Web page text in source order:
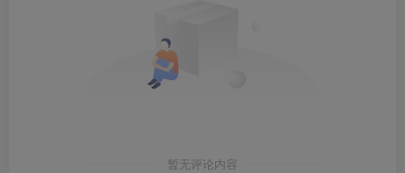
暂无评论内容